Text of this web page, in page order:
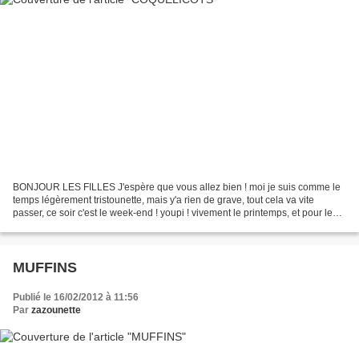
BONJOUR LES FILLES J'espère que vous allez bien ! moi je suis comme le
temps légèrement tristounette, mais y'a rien de grave, tout cela va vite
passer, ce soir c'est le week-end ! youpi ! vivement le printemps, et pour le
MUFFINS
Publié le 16/02/2012 à 11:56
Par zazounette